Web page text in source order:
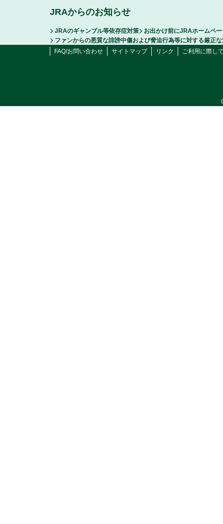
JRAからのお知らせ
JRAのギャンブル等依存症対策
お出かけ前にJRAホームペ
ファンからの悪質な誹謗中傷および脅迫行為等に対する厳正
FAQ/お問い合わせ
サイトマップ リンク ご利用に際し